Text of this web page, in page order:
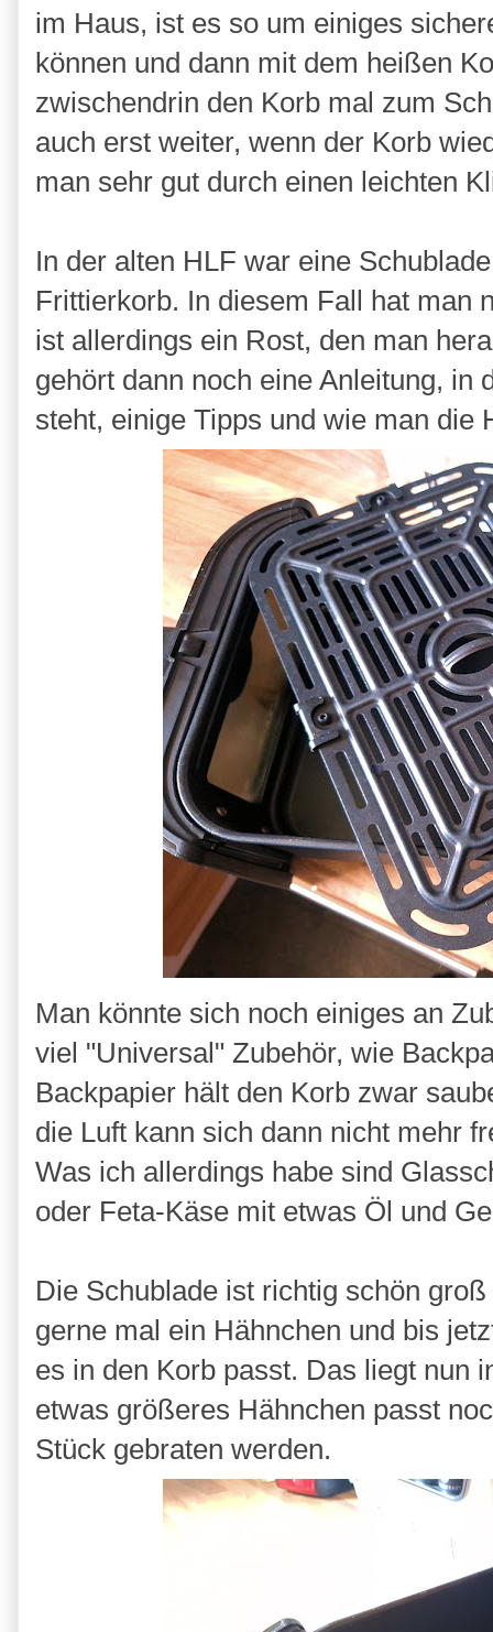
im Haus, ist es so um einiges
können und dann mit dem heißen
zwischendrin den Korb mal zum
auch erst weiter, wenn der Korb
man sehr gut durch einen leichten
In der alten HLF war eine
Frittierkorb. In diesem Fall hat man
ist allerdings ein Rost, den man
gehört dann noch eine Anleitung, in
steht, einige Tipps und wie man
Man könnte sich noch einiges an
viel "Universal" Zubehör, wie
Backpapier hält den Korb zwar
die Luft kann sich dann nicht mehr
Was ich allerdings habe sind
oder Feta-Käse mit etwas Öl und
Die Schublade ist richtig schön
gerne mal ein Hähnchen und bis
es in den Korb passt. Das liegt nun
etwas größeres Hähnchen passt
Stück gebraten werden.